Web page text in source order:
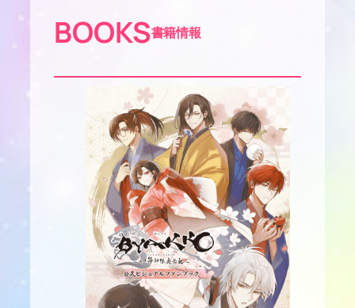
イ
ト
タ
イ
ル
Vol.17
4
月
7
日
発
売！
BOOKS書籍情報